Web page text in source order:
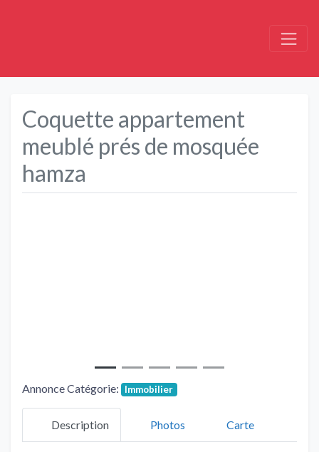
Coquette appartement
meublé prés de mosquée
hamza
Annonce Catégorie: Immobilier
Description Photos Carte